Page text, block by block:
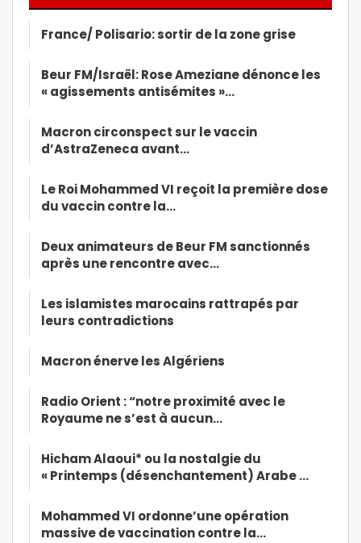
France/ Polisario: sortir de la zone grise
Beur FM/Israël: Rose Ameziane dénonce les
« agissements antisémites »…
Macron circonspect sur le vaccin
d’AstraZeneca avant…
Le Roi Mohammed VI reçoit la première dose
du vaccin contre la…
Deux animateurs de Beur FM sanctionnés
après une rencontre avec…
Les islamistes marocains rattrapés par
leurs contradictions
Macron énerve les Algériens
Radio Orient : “notre proximité avec le
Royaume ne s’est à aucun…
Hicham Alaoui* ou la nostalgie du
« Printemps (désenchantement) Arabe …
Mohammed VI ordonne’une opération
massive de vaccination contre la…